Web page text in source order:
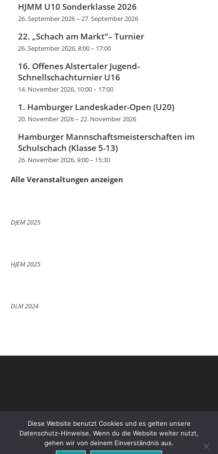
HJMM U10 Sonderklasse 2026
26. September 2026–27. September 2026
22. „Schach am Markt“– Turnier
26. September 2026, 8:00– 17:00
16. Offenes Alstertaler Jugend-
Schnellschachturnier U16
14. November 2026, 10:00– 17:00
1. Hamburger Landeskader-Open (U20)
20. November 2026–22. November 2026
Hamburger Mannschaftsmeisterschaften im
Schulschach (Klasse 5-13)
26. November 2026, 9:00– 15:30
Alle Veranstaltungen anzeigen
DJEM 2025
HJEM 2025
DLM 2024
Diese Website benutzt Cookies und es gelten unsere
Datenschutz-Hinweise. Wenn du die Website weiter nutzt,
gehen wir von deinem Einverständnis aus.